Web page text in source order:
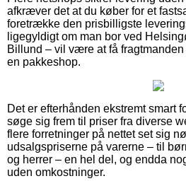
afkræver det at du køber for et
foretrække den prisbilligste
ligegyldigt om man bor ved
Billund – vil være at få fragtmanden
en pakkeshop.
Det er efterhånden ekstremt smart
søge sig frem til priser fra diverse
flere forretninger på nettet set sig
udsalgspriserne på varerne – til
og herrer – en hel del, og endda
uden omkostninger.